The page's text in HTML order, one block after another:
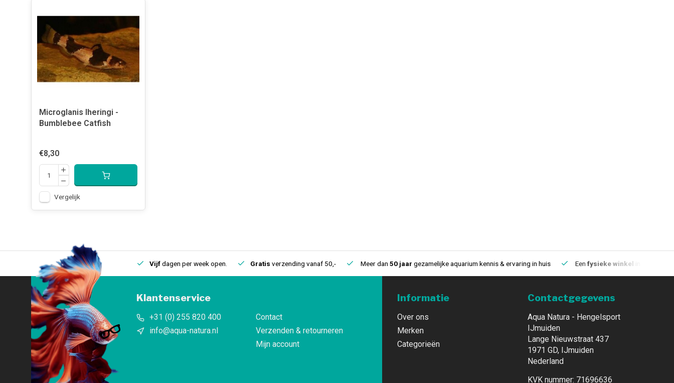
Microglanis Iheringi -
Bumblebee Catfish
€8,30
Vergelijk
Eenfysieke winkelin IJmuiden Vijfdagen per week open. Gratis verzending vanaf 50,- Meer dan 50 jaar gezamelijke aquarium kennis & ervaring in huis Een fysieke winkel
Klantenservice
+31 (0) 255 820 400
info@aqua-natura.nl
Contact
Verzenden & retourneren
Mijn account
Informatie
Over ons
Merken
Categorieën
Contactgegevens
Aqua Natura - Hengelsport
IJmuiden
Lange Nieuwstraat 437
1971 GD, IJmuiden
Nederland
KVK nummer: 71696636